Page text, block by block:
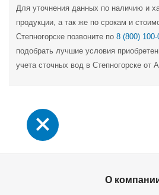
Для уточнения данных по наличию и
продукции, а так же по срокам и
Степногорске позвоните по 8 (800) 100-
подобрать лучшие условия
учета сточных вод в Степногорске от
О